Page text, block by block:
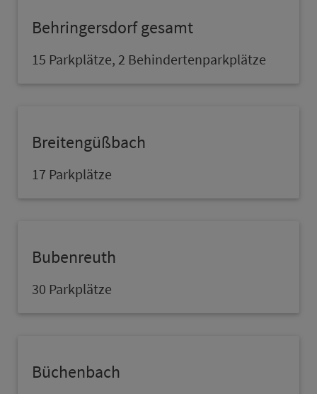
Behringersdorf ge­samt
15 Parkplätze, 2 Behindertenparkplätze
Breitengüßbach
17 Parkplätze
Bubenreuth
30 Parkplätze
Büchenbach